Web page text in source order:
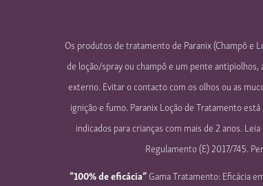
Os produtos de tratamento de Paranix (Champô e
de loção/spray ou champô e um pente
externo. Evitar o contacto com os olhos ou as
ignição e fumo. Paranix Loção de Tratamento
indicados para crianças com mais de 2 anos.
Regulamento (E) 2017/745.
“100% de eficácia”Gama Tratamento: Eficácia